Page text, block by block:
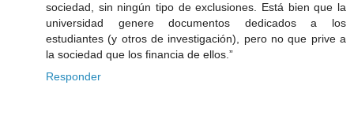
sociedad, sin ningún tipo de exclusiones. Está bien que la
universidad genere documentos dedicados a los
estudiantes (y otros de investigación), pero no que prive a
la sociedad que los financia de ellos.”
Responder